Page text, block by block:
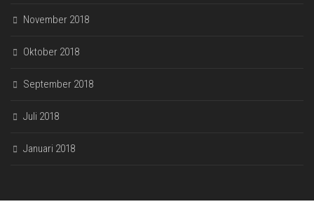
November 2018
Oktober 2018
September 2018
Juli 2018
Januari 2018